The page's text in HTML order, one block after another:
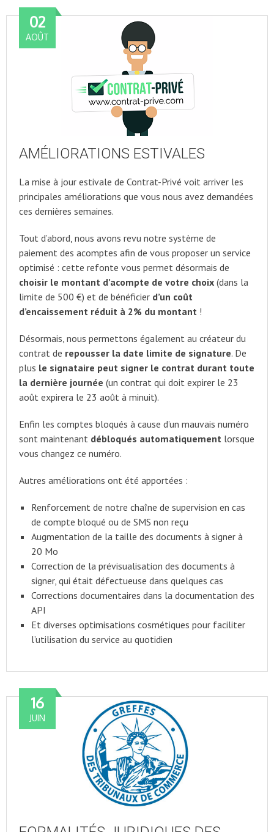
AMÉLIORATIONS ESTIVALES
02
AOÛT
La mise à jour estivale de Contrat-Privé voit arriver les
principales améliorations que vous nous avez demandées
ces dernières semaines.
Tout d’abord, nous avons revu notre système de
paiement des acomptes afin de vous proposer un service
optimisé : cette refonte vous permet désormais de
choisir le montant d’acompte de votre choix (dans la
limite de 500 €) et de bénéficier d’un coût
d’encaissement réduit à 2% du montant !
Désormais, nous permettons également au créateur du
contrat de repousser la date limite de signature. De
plus le signataire peut signer le contrat durant toute
la dernière journée (un contrat qui doit expirer le 23
août expirera le 23 août à minuit).
Enfin les comptes bloqués à cause d’un mauvais numéro
sont maintenant débloqués automatiquement lorsque
vous changez ce numéro.
Autres améliorations ont été apportées :
Renforcement de notre chaîne de supervision en cas
de compte bloqué ou de SMS non reçu
Augmentation de la taille des documents à signer à
20 Mo
Correction de la prévisualisation des documents à
signer, qui était défectueuse dans quelques cas
Corrections documentaires dans la documentation des
API
Et diverses optimisations cosmétiques pour faciliter
l’utilisation du service au quotidien
16
JUIN